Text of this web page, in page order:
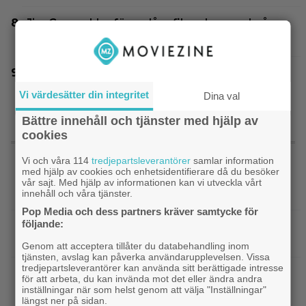
Jim Carrey klar för ny långfilm – baserad på
älskad animerad serie
något för alla!
HBO Max|Svensk superhjältefilm landar på HBO
Max idag: ”Oväntat charmig”
Klassiker
fyller 100 år – streama den hos SVT Play
Disney|Kvällens tv-tips: Mat på film har sällan
sett bättre ut än i Pixar-filmen som nominerades
till 5 Oscars
Vi värdesätter din integritet Dina val
Bättre innehåll och tjänster med hjälp av
cookies
Vi och våra 114tredjepartsleverantörer samlar information
med hjälp av cookies och enhetsidentifierare då du besöker
vår sajt. Med hjälp av informationen kan vi utveckla vårt
innehåll och våra tjänster.
Pop Media och dess partners kräver samtycke för
följande:
Genom att acceptera tillåter du databehandling inom
tjänsten, avslag kan påverka användarupplevelsen. Vissa
tredjepartsleverantörer kan använda sitt berättigade intresse
för att arbeta, du kan invända mot det eller ändra andra
inställningar när som helst genom att välja "Inställningar"
längst ner på sidan.